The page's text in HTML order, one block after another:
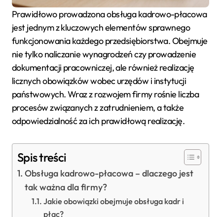
Prawidłowo prowadzona obsługa kadrowo-płacowa
jest jednym z kluczowych elementów sprawnego
funkcjonowania każdego przedsiębiorstwa. Obejmuje
nie tylko naliczanie wynagrodzeń czy prowadzenie
dokumentacji pracowniczej, ale również realizację
licznych obowiązków wobec urzędów i instytucji
państwowych. Wraz z rozwojem firmy rośnie liczba
procesów związanych z zatrudnieniem, a także
odpowiedzialność za ich prawidłową realizację.
Spis treści
Obsługa kadrowo-płacowa – dlaczego jest
tak ważna dla firmy?
Jakie obowiązki obejmuje obsługa kadr i
płac?